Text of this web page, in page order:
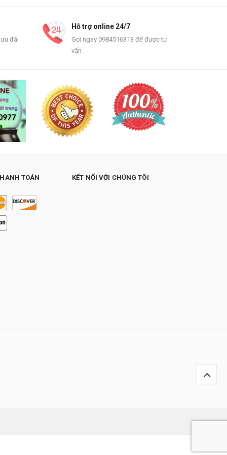
đãi
Hỗ trợ online 24/7
Gọi ngay 0984516313 để được tư
vấn
TOÁN KẾT NỐI VỚI CHÚNG TÔI